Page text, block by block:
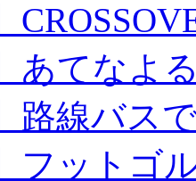
あてなよ
路線バス
フットゴ